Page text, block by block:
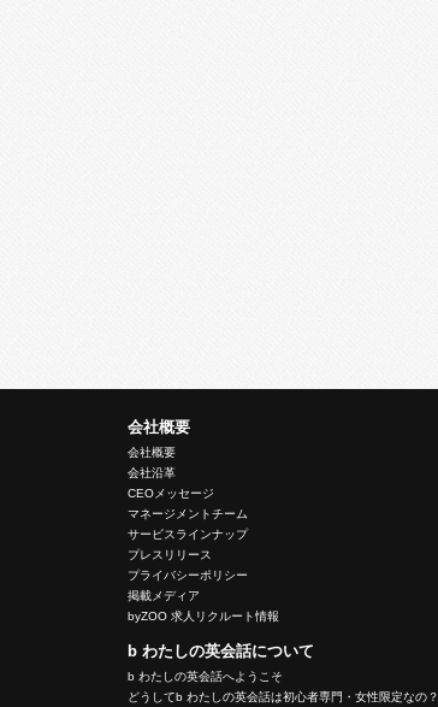
会社概要
会社概要
会社沿革
CEOメッセージ
マネージメントチーム
サービスラインナップ
プレスリリース
プライバシーポリシー
掲載メディア
byZOO 求人リクルート情報
b わたしの英会話について
b わたしの英会話へようこそ
どうしてb わたしの英会話は初心者専門・女性限定なの？